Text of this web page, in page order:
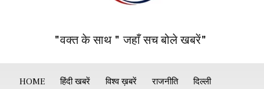
"वक्त के साथ " जहाँ सच बोले खबरें"
HOME हिंदी खबरें विश्व ख़बरें राजनीति दिल्ली